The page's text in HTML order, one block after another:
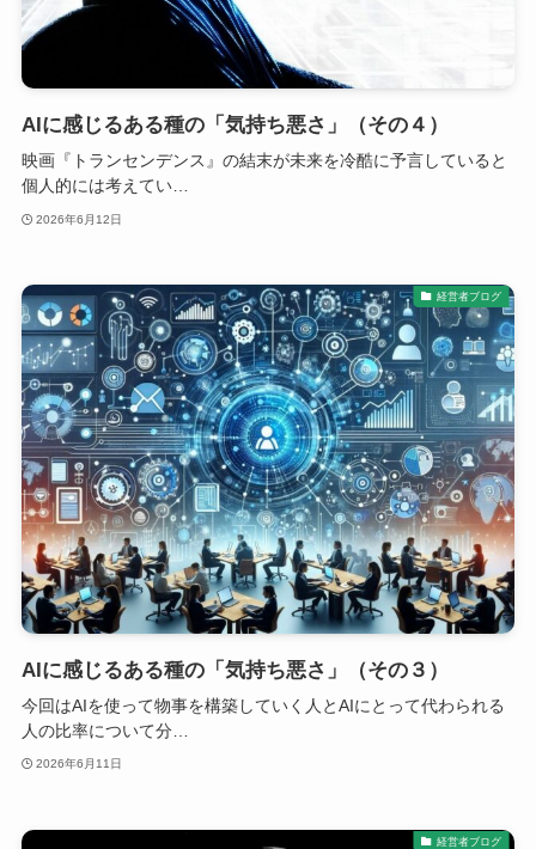
AIに感じるある種の「気持ち悪さ」（その４）
映画『トランセンデンス』の結末が未来を冷酷に予言していると
個人的には考えてい…
2026年6月12日
経営者ブログ
AIに感じるある種の「気持ち悪さ」（その３）
今回はAIを使って物事を構築していく人とAIにとって代わられる
人の比率について分…
2026年6月11日
経営者ブログ